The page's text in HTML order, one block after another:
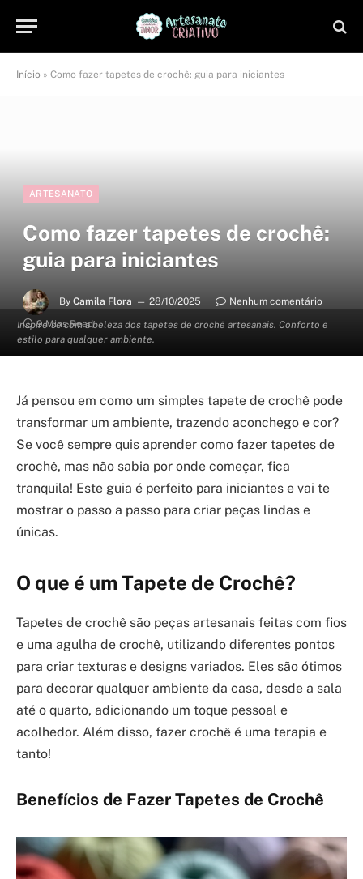
Início » Como fazer tapetes de crochê: guia para iniciantes
Inspire-se com a beleza dos tapetes de crochê artesanais. Conforto e
estilo para qualquer ambiente.
ARTESANATO
Como fazer tapetes de crochê:
guia para iniciantes
By Camila Flora 28/10/2025
Nenhum comentário
9 Mins Read
Já pensou em como um simples tapete de crochê pode
transformar um ambiente, trazendo aconchego e cor?
Se você sempre quis aprender como fazer tapetes de
crochê, mas não sabia por onde começar, fica
tranquila! Este guia é perfeito para iniciantes e vai te
mostrar o passo a passo para criar peças lindas e
únicas.
O que é um Tapete de Crochê?
Tapetes de crochê são peças artesanais feitas com fios
e uma agulha de crochê, utilizando diferentes pontos
para criar texturas e designs variados. Eles são ótimos
para decorar qualquer ambiente da casa, desde a sala
até o quarto, adicionando um toque pessoal e
acolhedor. Além disso, fazer crochê é uma terapia e
tanto!
Benefícios de Fazer Tapetes de Crochê